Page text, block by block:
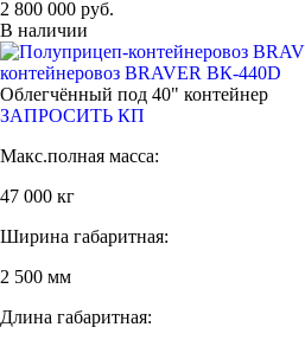
2 800 000 руб.
В наличии
контейнеровоз BRAVER BК-440D
Облегчённый под 40" контейнер
ЗАПРОСИТЬ КП
Макс.полная масса:
47 000 кг
Ширина габаритная:
2 500 мм
Длина габаритная: